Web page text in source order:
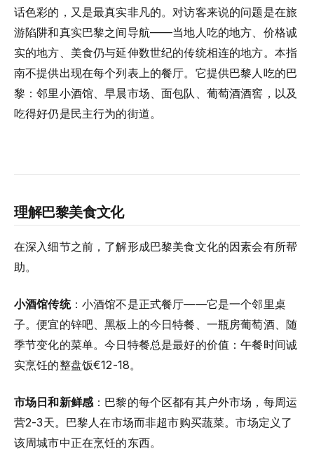
话色彩的，又是最真实非凡的。对访客来说的问题是在旅
游陷阱和真实巴黎之间导航——当地人吃的地方、价格诚
实的地方、美食仍与延伸数世纪的传统相连的地方。本指
南不提供出现在每个列表上的餐厅。它提供巴黎人吃的巴
黎：邻里小酒馆、早晨市场、面包队、葡萄酒酒窖，以及
吃得好仍是民主行为的街道。
理解巴黎美食文化
在深入细节之前，了解形成巴黎美食文化的因素会有所帮
助。
小酒馆传统：小酒馆不是正式餐厅——它是一个邻里桌
子。便宜的锌吧、黑板上的今日特餐、一瓶房葡萄酒、随
季节变化的菜单。今日特餐总是最好的价值：午餐时间诚
实烹饪的整盘饭€12-18。
市场日和新鲜感：巴黎的每个区都有其户外市场，每周运
营2-3天。巴黎人在市场而非超市购买蔬菜。市场定义了
该周城市中正在烹饪的东西。